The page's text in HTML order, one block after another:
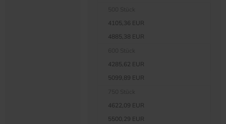
4105,36 EUR
4885,38 EUR
4285,62 EUR
5099,89 EUR
4622,09 EUR
5500,29 EUR